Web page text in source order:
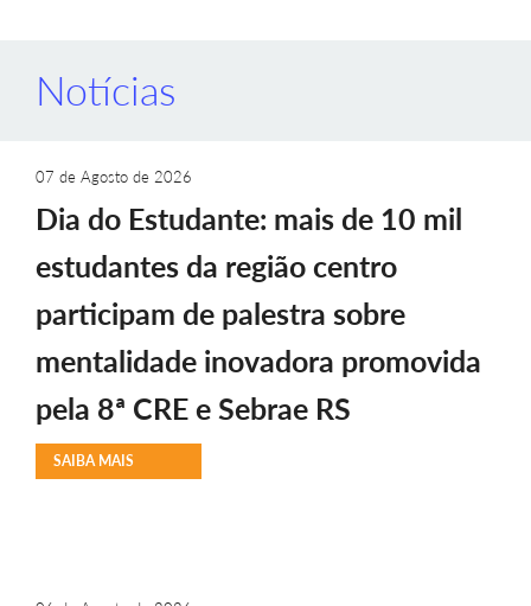
Notícias
07 de Agosto de 2026
Dia do Estudante: mais de 10 mil
estudantes da região centro
participam de palestra sobre
mentalidade inovadora promovida
pela 8ª CRE e Sebrae RS
SAIBA MAIS